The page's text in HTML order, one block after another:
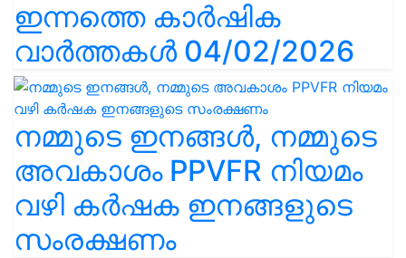
ഇന്നത്തെ കാർഷിക
വാർത്തകൾ 04/02/2026
നമ്മുടെ ഇനങ്ങൾ, നമ്മുടെ
അവകാശം PPVFR നിയമം
വഴി കർഷക ഇനങ്ങളുടെ
സംരക്ഷണം